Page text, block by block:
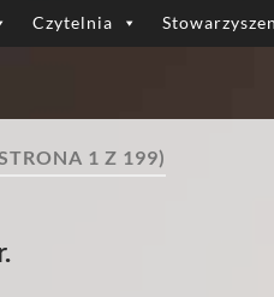
Czytelnia
1 Z 199)